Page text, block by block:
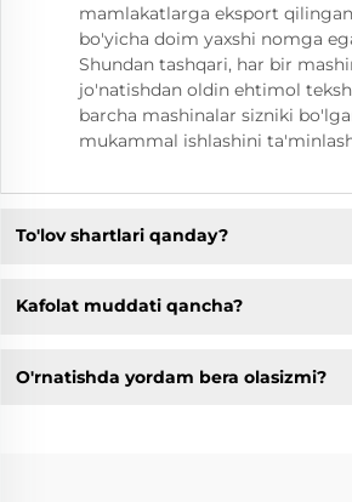
mamlakatlarga eksport
bo'yicha doim yaxshi nomga
Shundan tashqari, har bir
jo'natishdan oldin ehtimol
barcha mashinalar sizniki
mukammal ishlashini
To'lov shartlari qanday?
Kafolat muddati qancha?
O'rnatishda yordam bera olasizmi?